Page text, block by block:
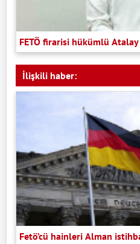
FETÖ firarisi hükümlü Atalay
İlişkili haber:
Fetö’cü hainleri Alman